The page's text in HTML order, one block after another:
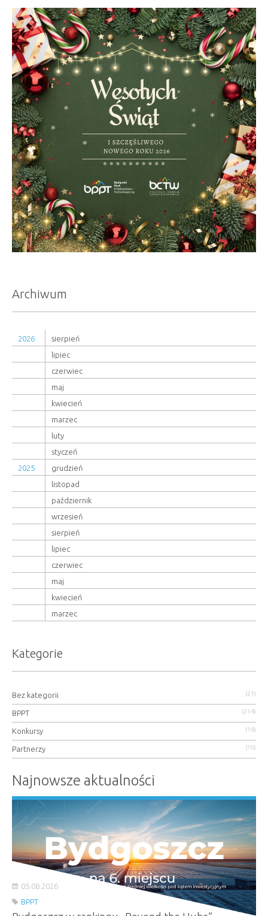
Archiwum
2026
sierpień
lipiec
czerwiec
maj
kwiecień
marzec
luty
styczeń
2025
grudzień
listopad
październik
wrzesień
sierpień
lipiec
czerwiec
maj
kwiecień
marzec
Kategorie
Bez kategorii (21)
BPPT (214)
Konkursy (18)
Partnerzy (70)
Najnowsze aktualności
05.08.2026
BPPT